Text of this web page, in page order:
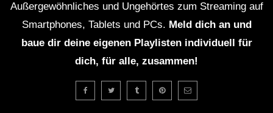
Außergewöhnliches und Ungehörtes zum Streaming auf
Smartphones, Tablets und PCs. Meld dich an und
baue dir deine eigenen Playlisten individuell für
dich, für alle, zusammen!